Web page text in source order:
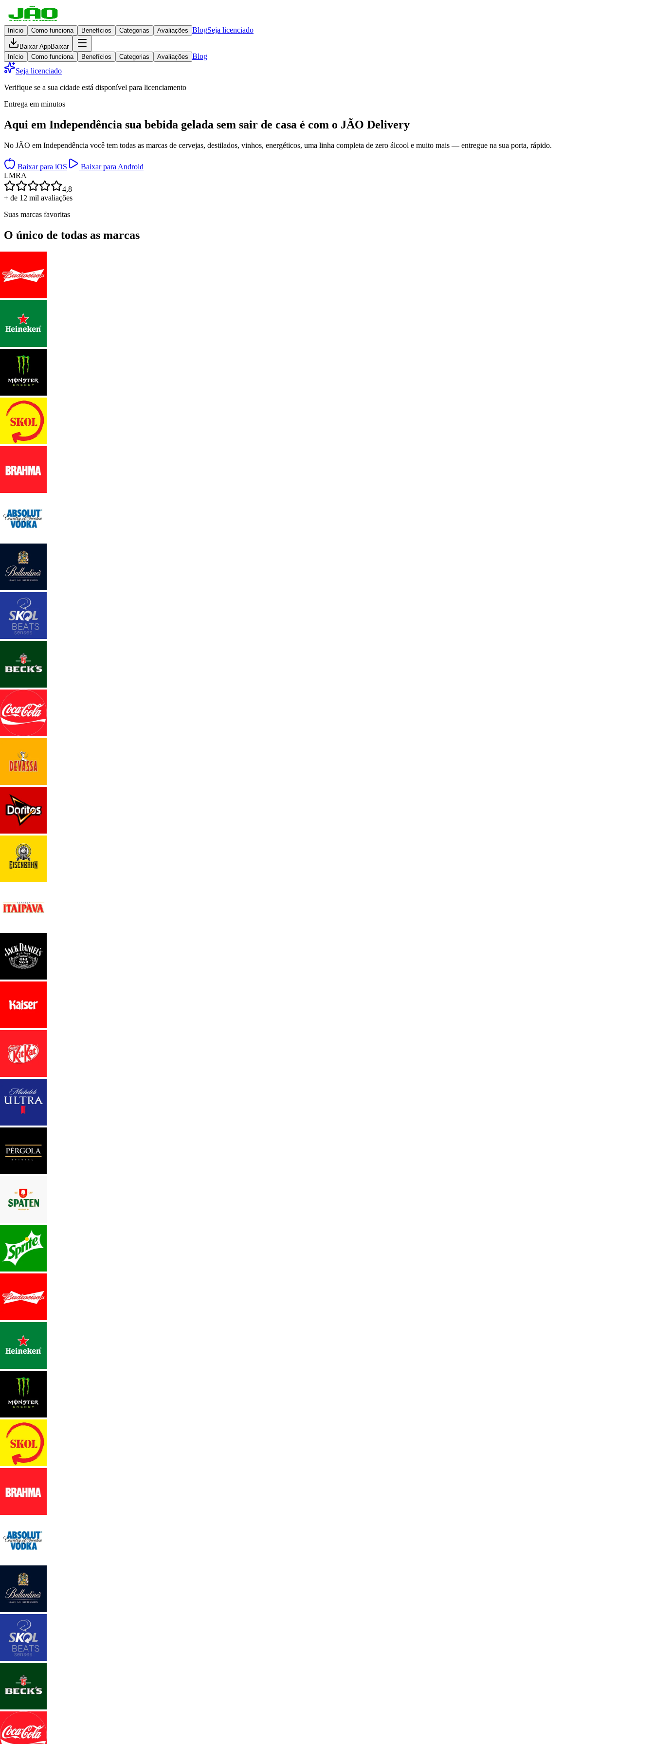
Início Como funciona Benefícios Categorias Avaliações BlogSeja licenciado
Baixar AppBaixar
Início
Como funciona Benefícios Categorias Avaliações Blog
Seja licenciado
Verifique se a sua cidade está disponível para licenciamento
Entrega em minutos
Aqui em Independência sua bebida gelada sem sair de casa é com o JÃO Delivery
No JÃO em Independência você tem todas as marcas de cervejas, destilados, vinhos, energéticos, uma linha completa de zero álcool e muito mais — entregue na sua porta, rápido.
Baixar para iOS
Baixar para Android
LMRA
4,8
+ de 12 mil avaliações
Suas marcas favoritas
O único de todas as marcas